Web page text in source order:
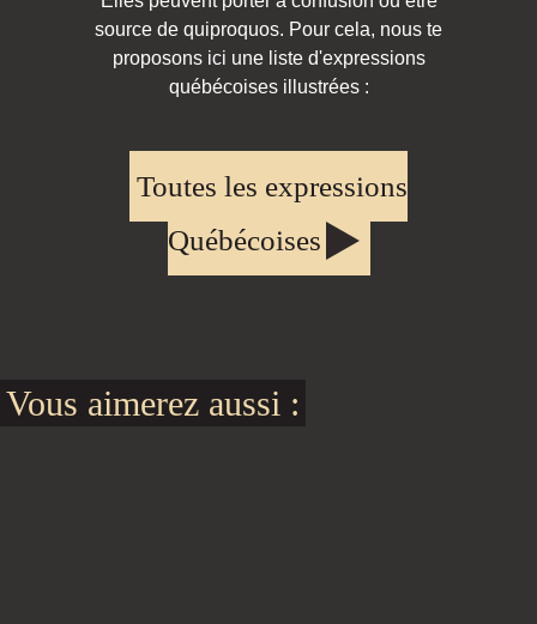
source de quiproquos. Pour cela, nous te
proposons ici une liste d'expressions
québécoises illustrées :
Toutes les expressions
Québécoises
Vous aimerez aussi :